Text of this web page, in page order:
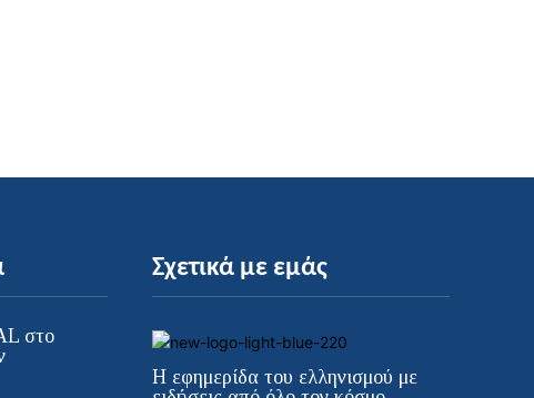
στο
Σχετικά με εμάς
Η εφημερίδα του ελληνισμού με